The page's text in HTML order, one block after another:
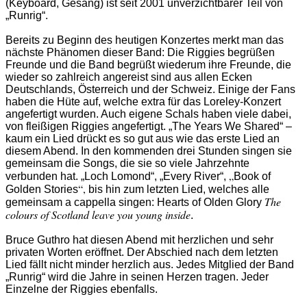
(Keyboard, Gesang) ist seit 2001 unverzichtbarer Teil von
„Runrig“.
Bereits zu Beginn des heutigen Konzertes merkt man das
nächste Phänomen dieser Band: Die Riggies begrüßen
Freunde und die Band begrüßt wiederum ihre Freunde, die
wieder so zahlreich angereist sind aus allen Ecken
Deutschlands, Österreich und der Schweiz. Einige der Fans
haben die Hüte auf, welche extra für das Loreley-Konzert
angefertigt wurden. Auch eigene Schals haben viele dabei,
von fleißigen Riggies angefertigt. „The Years We Shared“ –
kaum ein Lied drückt es so gut aus wie das erste Lied an
diesem Abend. In den kommenden drei Stunden singen sie
gemeinsam die Songs, die sie so viele Jahrzehnte
verbunden hat. „Loch Lomond“, „Every River“, „Book of
Golden Stories“, bis hin zum letzten Lied, welches alle
gemeinsam a cappella singen: Hearts of Olden Glory The
colours of Scotland leave you young inside.
Bruce Guthro hat diesen Abend mit herzlichen und sehr
privaten Worten eröffnet. Der Abschied nach dem letzten
Lied fällt nicht minder herzlich aus. Jedes Mitglied der Band
„Runrig“ wird die Jahre in seinen Herzen tragen. Jeder
Einzelne der Riggies ebenfalls.